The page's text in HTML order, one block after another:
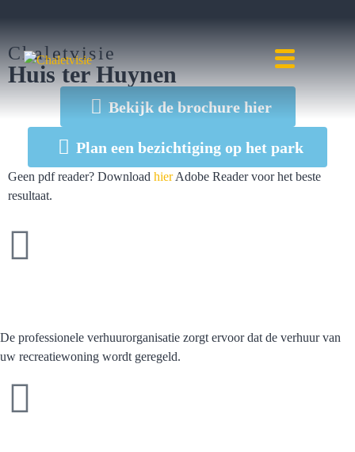
Chaletvisie
Huis ter Huynen
Bekijk de brochure hier
Plan een bezichtiging op het park
Geen pdf reader? Download hierAdobe Reader voor het beste
resultaat.
De professionele verhuurorganisatie zorgt ervoor dat de verhuur van
uw recreatiewoning wordt geregeld.